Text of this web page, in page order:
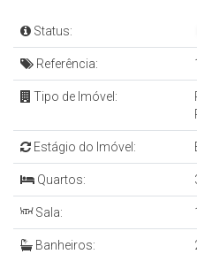
Status:
Referência:
Tipo de Imóvel:
Estágio do Imóvel:
Quartos:
Sala: 1
Banheiros: